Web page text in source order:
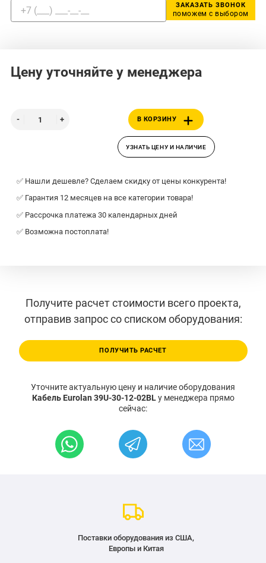
ЗАКАЗАТЬ ЗВОНОК
поможем с выбором
Цену уточняйте у менеджера
В КОРЗИНУ
УЗНАТЬ ЦЕНУ И НАЛИЧИЕ
✅ Нашли дешевле? Сделаем скидку от цены конкурента!
✅ Гарантия 12 месяцев на все категории товара!
✅ Рассрочка платежа 30 календарных дней
✅ Возможна постоплата!
Получите расчет стоимости всего проекта,
отправив запрос со списком оборудования:
ПОЛУЧИТЬ РАСЧЕТ
Уточните актуальную цену и наличие оборудования
Кабель Eurolan 39U-30-12-02BLу менеджера прямо
сейчас:
Поставки оборудования из США,
Европы и Китая